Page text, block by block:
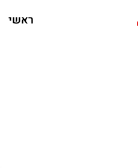
ראשי